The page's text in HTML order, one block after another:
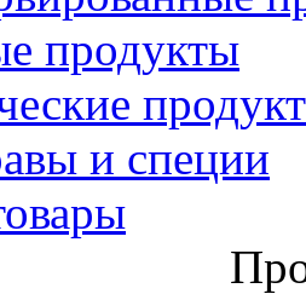
продукты
и специи